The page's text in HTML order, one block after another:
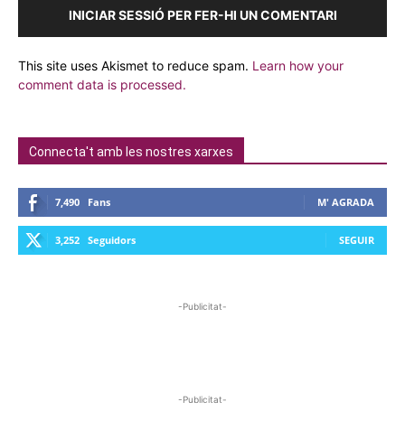
INICIAR SESSIÓ PER FER-HI UN COMENTARI
This site uses Akismet to reduce spam. Learn how your
comment data is processed.
Connecta't amb les nostres xarxes
7,490 Fans M' AGRADA
3,252 Seguidors SEGUIR
-Publicitat-
-Publicitat-